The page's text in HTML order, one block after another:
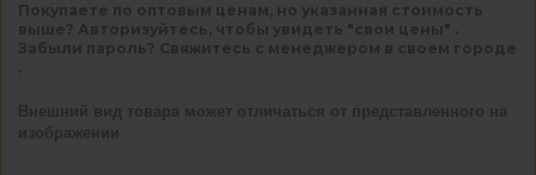
Покупаете по оптовым ценам, но указанная стоимость
выше? Авторизуйтесь, чтобы увидеть "свои цены" .
Забыли пароль? Свяжитесь с менеджером в своем городе
Внешний вид товара может отличаться от представленного на
изображении